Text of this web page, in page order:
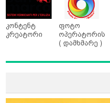
კონტენტ
კრეატორი
ფოტო
ოპერატორის
( დამხმარე )